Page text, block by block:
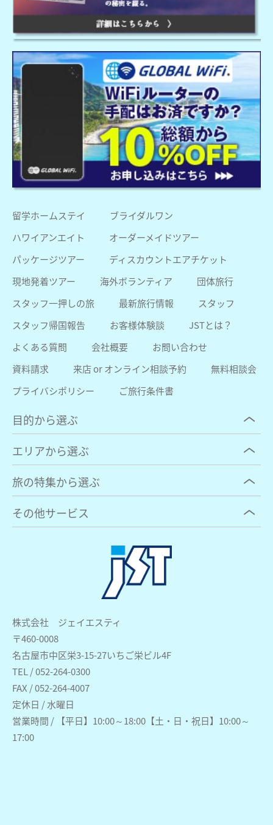
株式会社 ジェイエスティ
〒460-0008
名古屋市中区栄3-15-27いちご栄ビル4F
TEL / 052-264-0300
FAX / 052-264-4007
定休日 / 水曜日
営業時間 / 【平日】10:00～18:00【土・日・祝日】10:00～
17:00
留学ホームステイ
ブライダルワン
ハワイアンエイト
オーダーメイドツアー
パッケージツアー
ディスカウントエアチケット
現地発着ツアー
海外ボランティア
団体旅行
スタッフ一押しの旅
最新旅行情報
スタッフ
スタッフ帰国報告
お客様体験談
JSTとは？
よくある質問
会社概要
お問い合わせ
資料請求
来店 or オンライン相談予約
無料相談会
プライバシポリシー
ご旅行条件書
目的から選ぶ
エリアから選ぶ
旅の特集から選ぶ
その他サービス